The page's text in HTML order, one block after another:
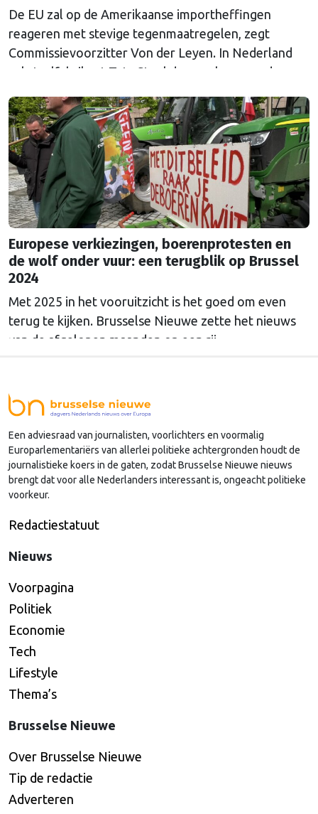
De EU zal op de Amerikaanse importheffingen
reageren met stevige tegenmaatregelen, zegt
Commissievoorzitter Von der Leyen. In Nederland
zal staalfabrikant Tata Steel de gevolgen van de
liet weten de maatregelen te betreuren.
Europese verkiezingen, boerenprotesten en
de wolf onder vuur: een terugblik op Brussel
2024
Met 2025 in het vooruitzicht is het goed om even
terug te kijken. Brusselse Nieuwe zette het nieuws
van de afgelopen maanden op een rij.
Een adviesraad van journalisten, voorlichters en voormalig
Europarlementariërs van allerlei politieke achtergronden houdt de
journalistieke koers in de gaten, zodat Brusselse Nieuwe nieuws
brengt dat voor alle Nederlanders interessant is, ongeacht politieke
voorkeur.
Redactiestatuut
Nieuws
Voorpagina
Politiek
Economie
Tech
Lifestyle
Thema’s
Brusselse Nieuwe
Over Brusselse Nieuwe
Tip de redactie
Adverteren